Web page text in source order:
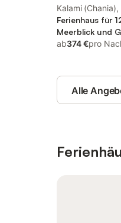
Kalami
Umgebung
Ferienhaus für
Meerblick und
ab374 €pro
Alle